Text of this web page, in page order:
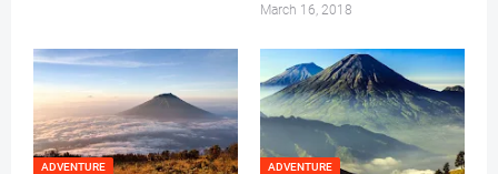
March 16, 2018
ADVENTURE ADVENTURE